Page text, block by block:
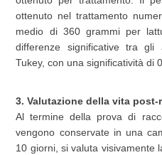
ottenuto nel trattamento
medio di 360 grammi per
differenze significative tra gli
Tukey, con una significatività di
3. Valutazione della vita post-
Al termine della prova di
vengono conservate in una
10 giorni, si valuta visivamente